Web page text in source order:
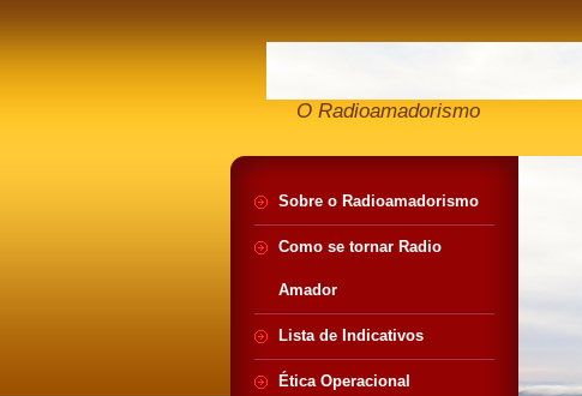
O Radioamadorismo
Sobre o Radioamadorismo
Como se tornar Radio
Amador
Lista de Indicativos
Ética Operacional